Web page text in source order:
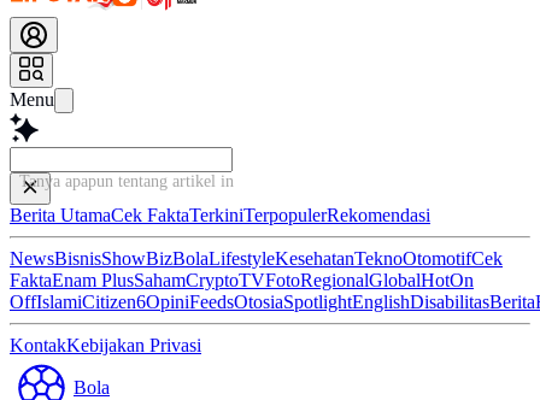
Menu
Tanya apapun tentang artikel ini...
Berita UtamaCek FaktaTerkiniTerpopulerRekomendasi
NewsBisnisShowBizBolaLifestyleKesehatanTeknoOtomotifCek
FaktaEnam PlusSahamCryptoTVFotoRegionalGlobalHotOn
OffIslamiCitizen6OpiniFeedsOtosiaSpotlightEnglishDisabilitasBerita
KontakKebijakan Privasi
Bola